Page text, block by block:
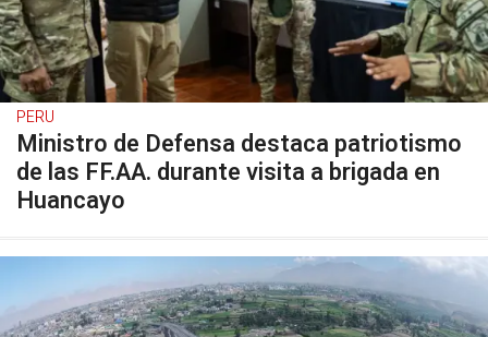
PERU
Ministro de Defensa destaca patriotismo
de las FF.AA. durante visita a brigada en
Huancayo